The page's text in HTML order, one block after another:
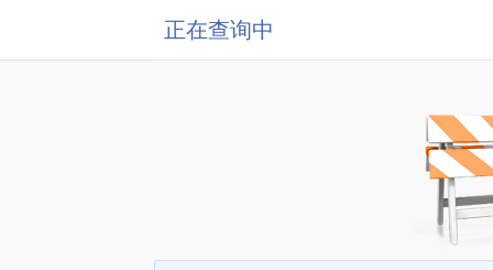
正在查询中